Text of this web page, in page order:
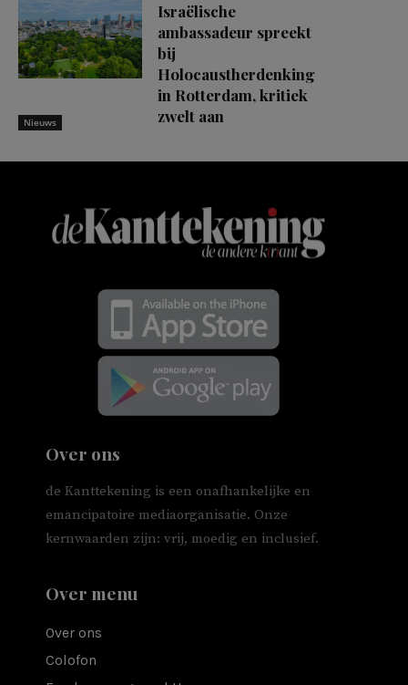
Nieuws
Israëlische
ambassadeur spreekt
bij
Holocaustherdenking
in Rotterdam, kritiek
zwelt aan
Over ons
de Kanttekening is een onafhankelijke en
emancipatoire mediaorganisatie. Onze
kernwaarden zijn: vrij, moedig en inclusief.
Over menu
Over ons
Colofon